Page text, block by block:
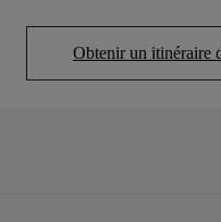
Obtenir un itinéraire